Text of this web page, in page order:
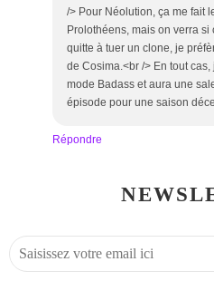
/> Pour Néolution, ça me fait
Prolothéens, mais on verra
quitte à tuer un clone, je
de Cosima.<br /> En tout
mode Badass et aura une
épisode pour une saison
Répondre